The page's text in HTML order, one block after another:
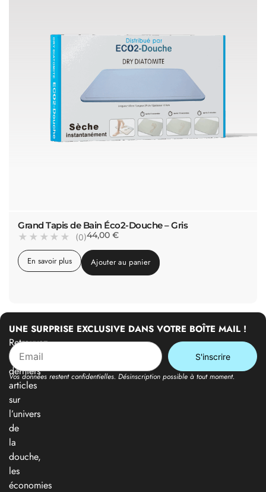
Grand Tapis de Bain Éco2-Douche – Gris
★ ★ ★ ★ ★ (0)44,00€
En savoir plus Ajouter au panier
Retrouvez
nos
derniers
articles
sur
l’univers
de
la
douche,
les
économies
UNE SURPRISE EXCLUSIVE DANS VOTRE BOÎTE MAIL !
Vos données restent confidentielles. Désinscription possible à tout moment.